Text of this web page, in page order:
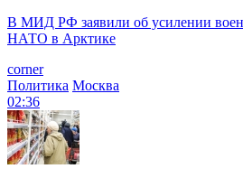
В МИД РФ заявили об усилении
НАТО в Арктике
corner
Политика Москва
02:36